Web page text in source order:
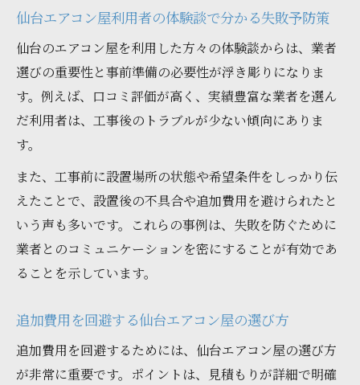
仙台エアコン屋利用者の体験談で分かる失敗予防策
仙台のエアコン屋を利用した方々の体験談からは、業者
選びの重要性と事前準備の必要性が浮き彫りになりま
す。例えば、口コミ評価が高く、実績豊富な業者を選ん
だ利用者は、工事後のトラブルが少ない傾向にありま
す。
また、工事前に設置場所の状態や希望条件をしっかり伝
えたことで、設置後の不具合や追加費用を避けられたと
いう声も多いです。これらの事例は、失敗を防ぐために
業者とのコミュニケーションを密にすることが有効であ
ることを示しています。
追加費用を回避する仙台エアコン屋の選び方
追加費用を回避するためには、仙台エアコン屋の選び方
が非常に重要です。ポイントは、見積もりが詳細で明確